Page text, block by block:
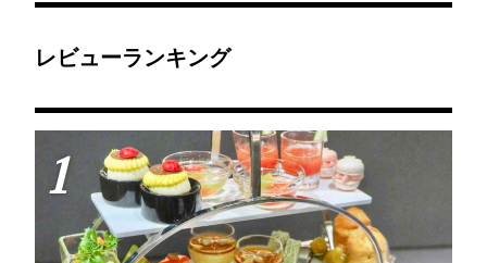
ろっと行けちゃう♪紅茶
ヤルミルクティーは絶
品！ぜひ飲んでいただき
ます。日常生活空間の中
は全て18～19世紀のアン
ティーク。どこを見ても
がセット！14時から数量
レビューランキング
1